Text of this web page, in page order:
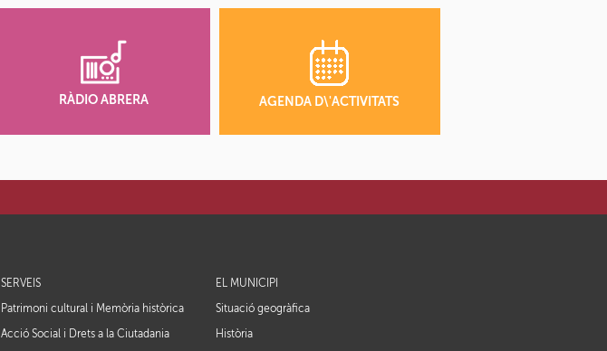
RÀDIO ABRERA AGENDA D\'ACTIVITATS
SERVEIS
Patrimoni cultural i Memòria històrica
Acció Social i Drets a la Ciutadania
EL MUNICIPI
Situació geogràfica
Història